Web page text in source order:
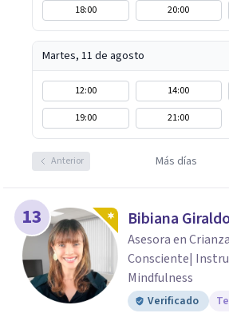
18:00
20:00
Martes, 11 de agosto
12:00 14:00
19:00
21:00
Anterior Más días
13 Bibiana
Asesora en
Consciente|
Mindfulness
Verificado